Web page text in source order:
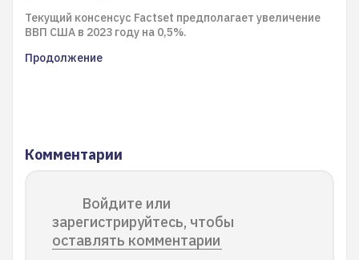
Текущий консенсус Factset предполагает увеличение
ВВП США в 2023 году на 0,5%.
Продолжение
Комментарии
Войдите или
зарегистрируйтесь, чтобы
оставлять комментарии